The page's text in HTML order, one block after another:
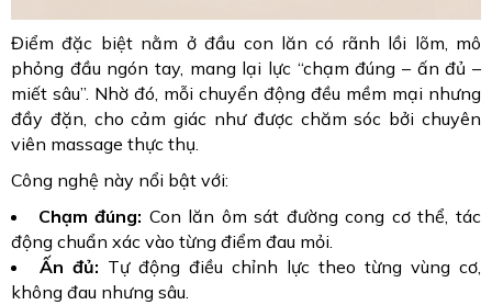
Điểm đặc biệt nằm ở đầu con lăn có rãnh lồi lõm, mô
phỏng đầu ngón tay, mang lại lực “chạm đúng – ấn đủ –
miết sâu”. Nhờ đó, mỗi chuyển động đều mềm mại nhưng
đầy đặn, cho cảm giác như được chăm sóc bởi chuyên
viên massage thực thụ.
Công nghệ này nổi bật với:
Chạm đúng: Con lăn ôm sát đường cong cơ thể, tác
động chuẩn xác vào từng điểm đau mỏi.
Ấn đủ: Tự động điều chỉnh lực theo từng vùng cơ,
không đau nhưng sâu.